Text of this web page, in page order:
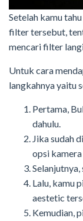
Setelah kamu
filter tersebut,
mencari filter
Untuk cara
langkahnya yaitu
Pertama,
dahulu.
Jika sudah
opsi
Lalu, kamu
aestetic
Kemudian,